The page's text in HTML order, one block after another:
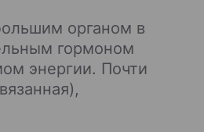
органом в
гормоном
энергии. Почти